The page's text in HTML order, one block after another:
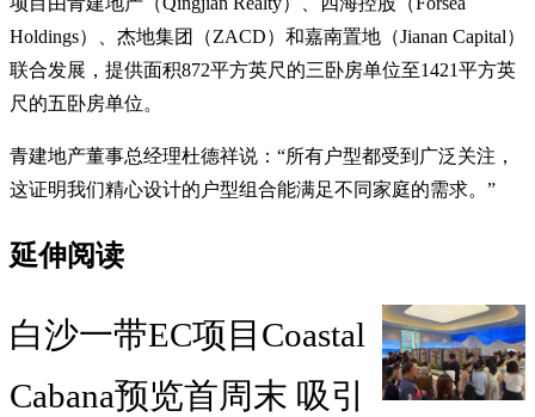
Holdings）、杰地集团（ZACD）和嘉南置地（Jianan Capital）
联合发展，提供面积872平方英尺的三卧房单位至1421平方英
尺的五卧房单位。
青建地产董事总经理杜德祥说：“所有户型都受到广泛关注，
这证明我们精心设计的户型组合能满足不同家庭的需求。”
延伸阅读
白沙一带EC项目Coastal
Cabana预览首周末 吸引